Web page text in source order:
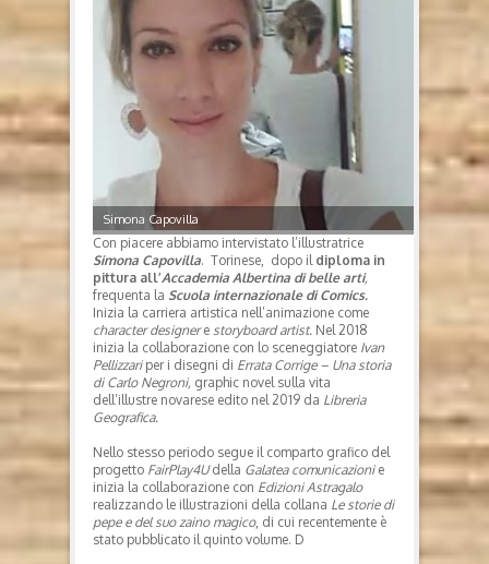
Simona Capovilla
Con piacere abbiamo intervistato l’illustratrice
Simona Capovilla. Torinese, dopo il diploma in
pittura all’Accademia Albertina di belle arti,
frequenta la Scuola internazionale di Comics.
Inizia la carriera artistica nell’animazione come
character designere storyboard artist. Nel 2018
inizia la collaborazione con lo sceneggiatore Ivan
Pellizzariper i disegni di Errata Corrige – Una storia
di Carlo Negroni, graphic novel sulla vita
dell’illustre novarese edito nel 2019 da Libreria
Geografica.
Nello stesso periodo segue il comparto grafico del
progetto FairPlay4Udella Galatea comunicazionie
inizia la collaborazione con Edizioni Astragalo
realizzando le illustrazioni della collana Le storie di
pepe e del suo zaino magico, di cui recentemente è
stato pubblicato il quinto volume. D